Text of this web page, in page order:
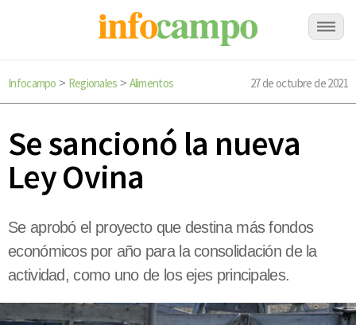
Infocampo > Regionales > Alimentos 27 de octubre de 2021
Se sancionó la nueva
Ley Ovina
Se aprobó el proyecto que destina más fondos
económicos por año para la consolidación de la
actividad, como uno de los ejes principales.